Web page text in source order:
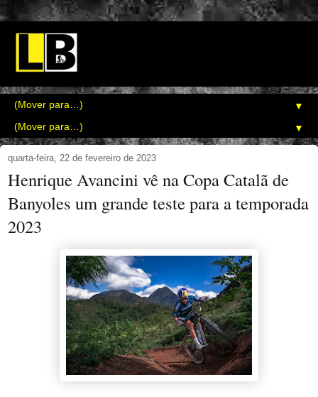
▼
▼
quarta-feira, 22 de fevereiro de 2023
Henrique Avancini vê na Copa Catalã de
Banyoles um grande teste para a temporada
2023